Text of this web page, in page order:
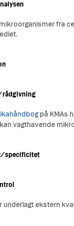
fra
på KMAs
vagthavende
specificitet
underlagt ekstern